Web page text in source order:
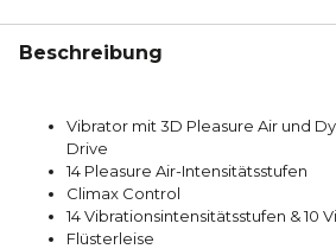
Beschreibung
Vibrator mit 3D Pleasure Air und
Drive
14 Pleasure Air-Intensitätsstufen
Climax Control
14 Vibrationsintensitätsstufen & 10
Flüsterleise